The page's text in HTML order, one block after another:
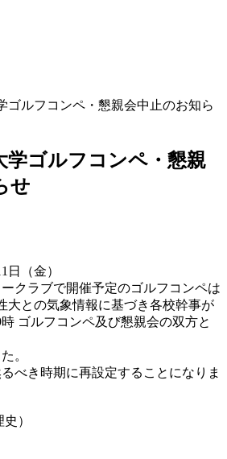
ゴルフコンペ・懇親会中止のお知ら
学ゴルフコンペ・懇親
せ
日（金）
クラブで開催予定のゴルフコンペは
大との気象情報に基づき各校幹事が
ゴルフコンペ及び懇親会の双方と
。
べき時期に再設定することになりま
）